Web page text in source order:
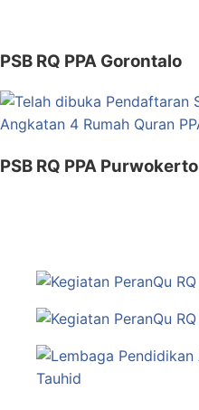
PSB RQ PPA Gorontalo
PSB RQ PPA Purwokerto